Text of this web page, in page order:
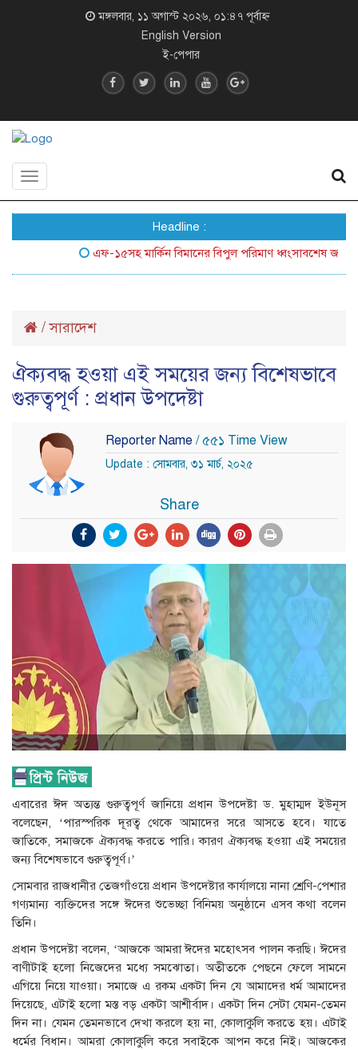
মঙ্গলবার, ১১ অগাস্ট ২০২৬, ০১:৪৭ পূর্বাহ্ন
English Version
ই-পেপার
Toggle
Headline :
এফ-১৫সহ মার্কিন বিমানের বিপুল পরিমাণ ধ্বংসাবশেষ জনসম্মুখে
/সারাদেশ
ঐক্যবদ্ধ হওয়া এই সময়ের জন্য বিশেষভাবে
গুরুত্বপূর্ণ : প্রধান উপদেষ্টা
Reporter Name / ৫৫১ Time View
Update : সোমবার, ৩১ মার্চ, ২০২৫
Share
এবারের ঈদ অত্যন্ত গুরুত্বপূর্ণ জানিয়ে প্রধান উপদেষ্টা ড. মুহাম্মদ ইউনূস
বলেছেন, ‘পারস্পরিক দূরত্ব থেকে আমাদের সরে আসতে হবে। যাতে
জাতিকে, সমাজকে ঐক্যবদ্ধ করতে পারি। কারণ ঐক্যবদ্ধ হওয়া এই সময়ের
জন্য বিশেষভাবে গুরুত্বপূর্ণ।’
সোমবার রাজধানীর তেজগাঁওয়ে প্রধান উপদেষ্টার কার্যালয়ে নানা শ্রেণি-পেশার
গণ্যমান্য ব্যক্তিদের সঙ্গে ঈদের শুভেচ্ছা বিনিময় অনুষ্ঠানে এসব কথা বলেন
তিনি।
প্রধান উপদেষ্টা বলেন, ‘আজকে আমরা ঈদের মহোৎসব পালন করছি। ঈদের
বাণীটাই হলো নিজেদের মধ্যে সমঝোতা। অতীতকে পেছনে ফেলে সামনে
এগিয়ে নিয়ে যাওয়া। সমাজে এ রকম একটা দিন যে আমাদের ধর্ম আমাদের
দিয়েছে, এটাই হলো মস্ত বড় একটা আশীর্বাদ। একটা দিন সেটা যেমন-তেমন
দিন না। যেমন তেমনভাবে দেখা করলে হয় না, কোলাকুলি করতে হয়। এটাই
ধর্মের বিধান। আমরা কোলাকুলি করে সবাইকে আপন করে নিই। আজকের